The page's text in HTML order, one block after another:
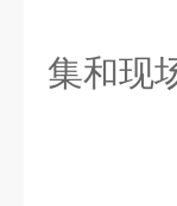
1.
集和现
2.